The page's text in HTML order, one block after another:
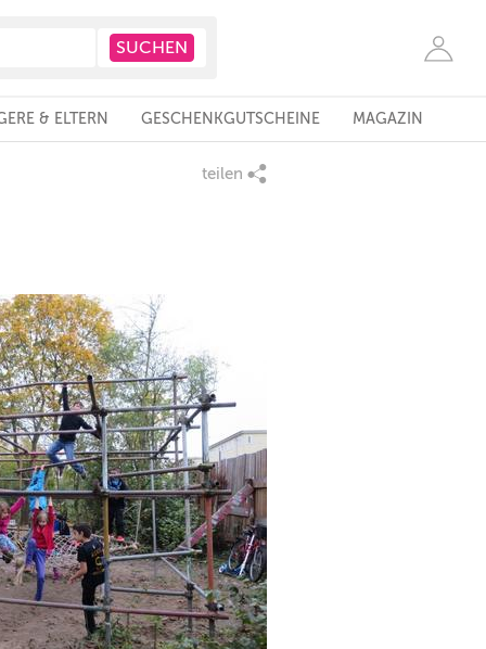
& ELTERN GESCHENKGUTSCHEINE MAGAZIN
teilen